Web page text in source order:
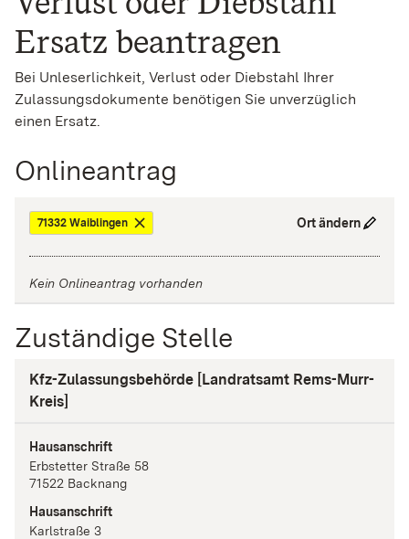
Ersatz beantragen
Bei Unleserlichkeit, Verlust oder Diebstahl Ihrer
Zulassungsdokumente benötigen Sie unverzüglich
einen Ersatz.
Onlineantrag
71332 Waiblingen Ort ändern
Kein Onlineantrag vorhanden
Zuständige Stelle
Kfz-Zulassungsbehörde [Landratsamt Rems-Murr-
Kreis]
Hausanschrift
Erbstetter Straße 58
71522 Backnang
Hausanschrift
Karlstraße 3